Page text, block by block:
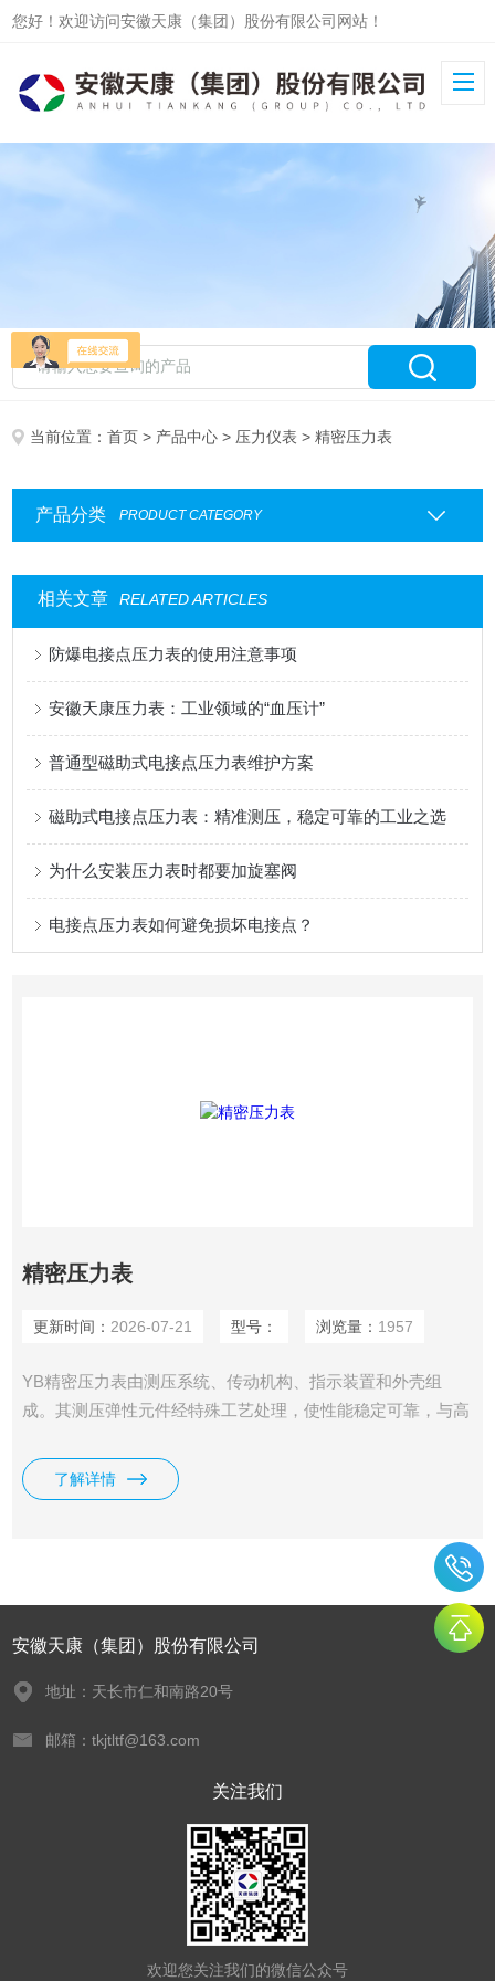
您好！欢迎访问安徽天康（集团）股份有限公司网站！
当前位置：首页 > 产品中心 > 压力仪表 > 精密压力表
产品分类 PRODUCT CATEGORY
相关文章 RELATED ARTICLES
防爆电接点压力表的使用注意事项
安徽天康压力表：工业领域的“血压计”
普通型磁助式电接点压力表维护方案
磁助式电接点压力表：精准测压，稳定可靠的工业之选
为什么安装压力表时都要加旋塞阀
电接点压力表如何避免损坏电接点？
精密压力表
更新时间： 2026-07-21 型号： 浏览量： 1957
YB精密压力表由测压系统、传动机构、指示装置和外壳组
成。其测压弹性元件经特殊工艺处理，使性能稳定可靠，与高
了解详情
安徽天康（集团）股份有限公司
地址：天长市仁和南路20号
邮箱：tkjtltf@163.com
关注我们
欢迎您关注我们的微信公众号